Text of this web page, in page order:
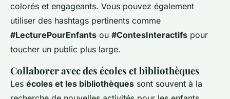
colorés et engageants. Vous pouvez également
utiliser des hashtags pertinents comme
#LecturePourEnfants ou #ContesInteractifs pour
toucher un public plus large.
Collaborer avec des écoles et bibliothèques
Les écoles et les bibliothèques sont souvent à la